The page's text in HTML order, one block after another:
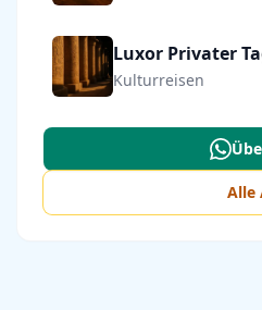
Luxor Privater
Kulturreisen
Alle